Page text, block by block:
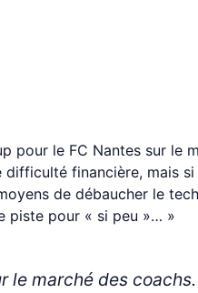
pour le FC Nantes sur le
financière, mais
de débaucher le
piste pour « si peu »… »
le marché des